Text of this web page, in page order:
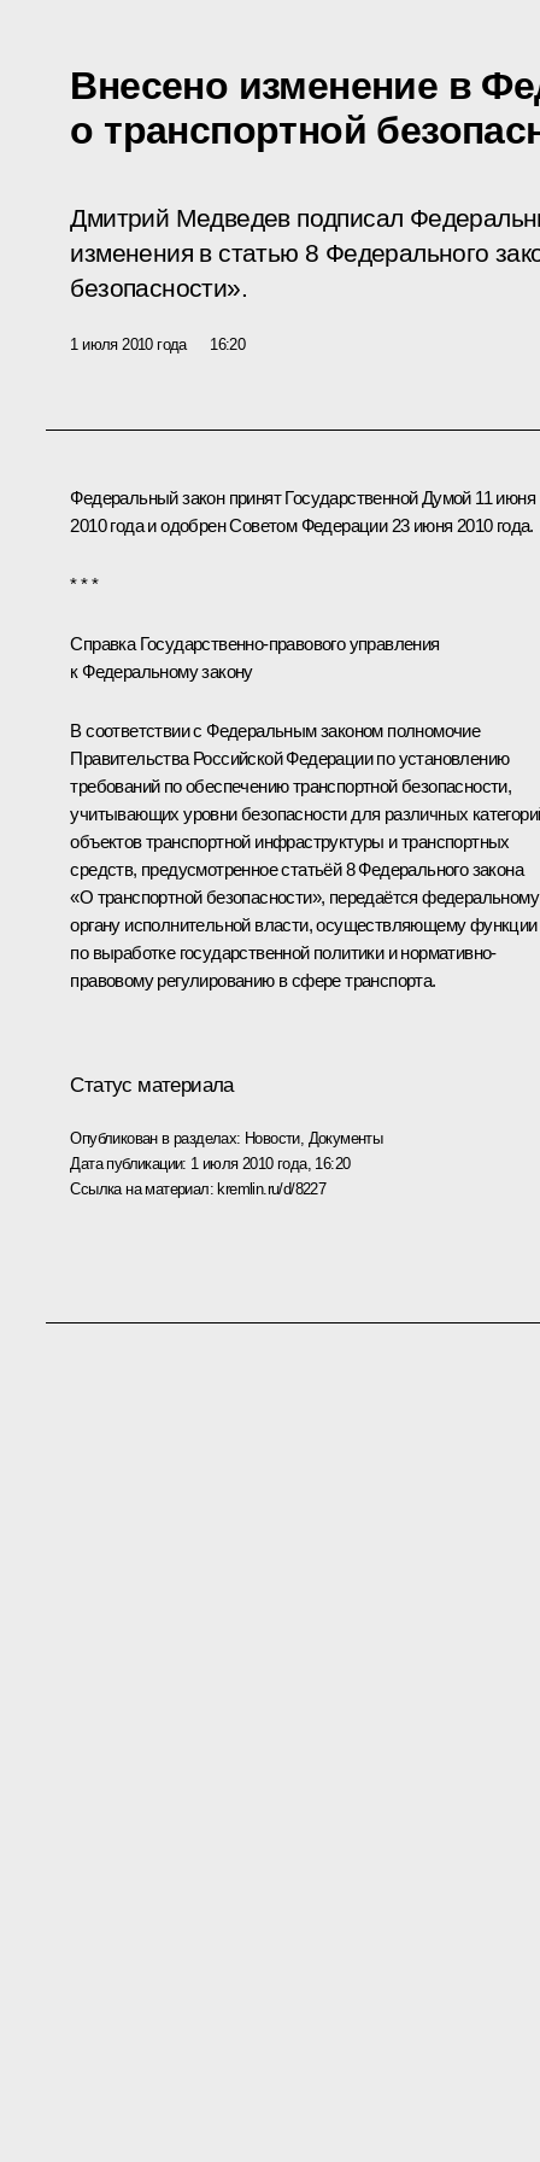
Внесено изменение в
о транспортной
Дмитрий Медведев подписал
изменения в статью 8 Федерального
безопасности».
1 июля 2010 года 16:20
Федеральный закон принят Государственной Думой 11 июня
2010 года и одобрен Советом Федерации 23 июня 2010 года.
* * *
Справка Государственно-правового управления
к Федеральному закону
В соответствии с Федеральным законом полномочие
Правительства Российской Федерации по установлению
требований по обеспечению транспортной безопасности,
учитывающих уровни безопасности для различных
объектов транспортной инфраструктуры и транспортных
средств, предусмотренное статьёй 8 Федерального закона
«О транспортной безопасности», передаётся федеральному
органу исполнительной власти, осуществляющему функции
по выработке государственной политики и нормативно-
правовому регулированию в сфере транспорта.
Статус материала
Опубликован в разделах: Новости, Документы
Дата публикации: 1 июля 2010 года, 16:20
Ссылка на материал: kremlin.ru/d/8227